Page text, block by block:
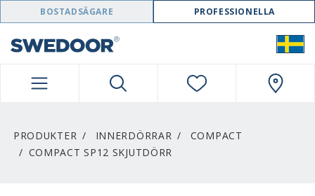
SWEDOOR NAVIGATION
BOSTADSÄGARE PROFESSIONELLA
PRODUKTER INNERDÖRRAR
COMPACT
COMPACT SP12 SKJUTDÖRR